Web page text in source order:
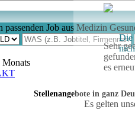
Die
Sehr
es
passenden Job aus Medizin
Monats
Stellenangebote in ganz
Es gelten